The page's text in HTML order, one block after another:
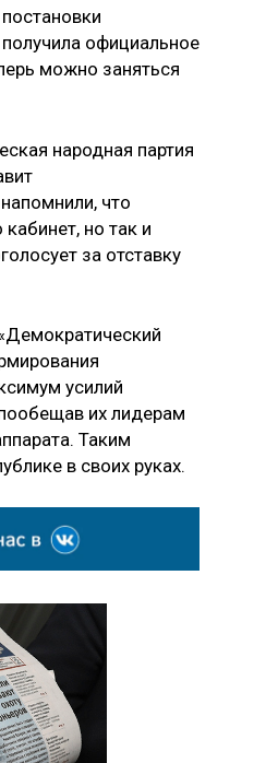
официальное
можно заняться
народная партия
что
но так и
за отставку
усилий
их лидерам
Таким
в своих руках.